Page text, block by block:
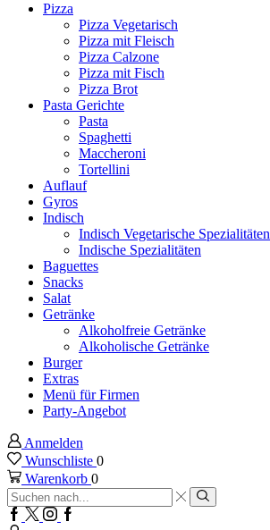
Pizza
Pizza Vegetarisch
Pizza mit Fleisch
Pizza Calzone
Pizza mit Fisch
Pizza Brot
Pasta Gerichte
Pasta
Spaghetti
Maccheroni
Tortellini
Auflauf
Gyros
Indisch
Indisch Vegetarische Spezialitäten
Indische Spezialitäten
Baguettes
Snacks
Salat
Getränke
Alkoholfreie Getränke
Alkoholische Getränke
Burger
Extras
Menü für Firmen
Party-Angebot
Anmelden
Wunschliste 0
Warenkorb 0
Sucheingabe
Suche
Facebook
TwitterInstagram
Google